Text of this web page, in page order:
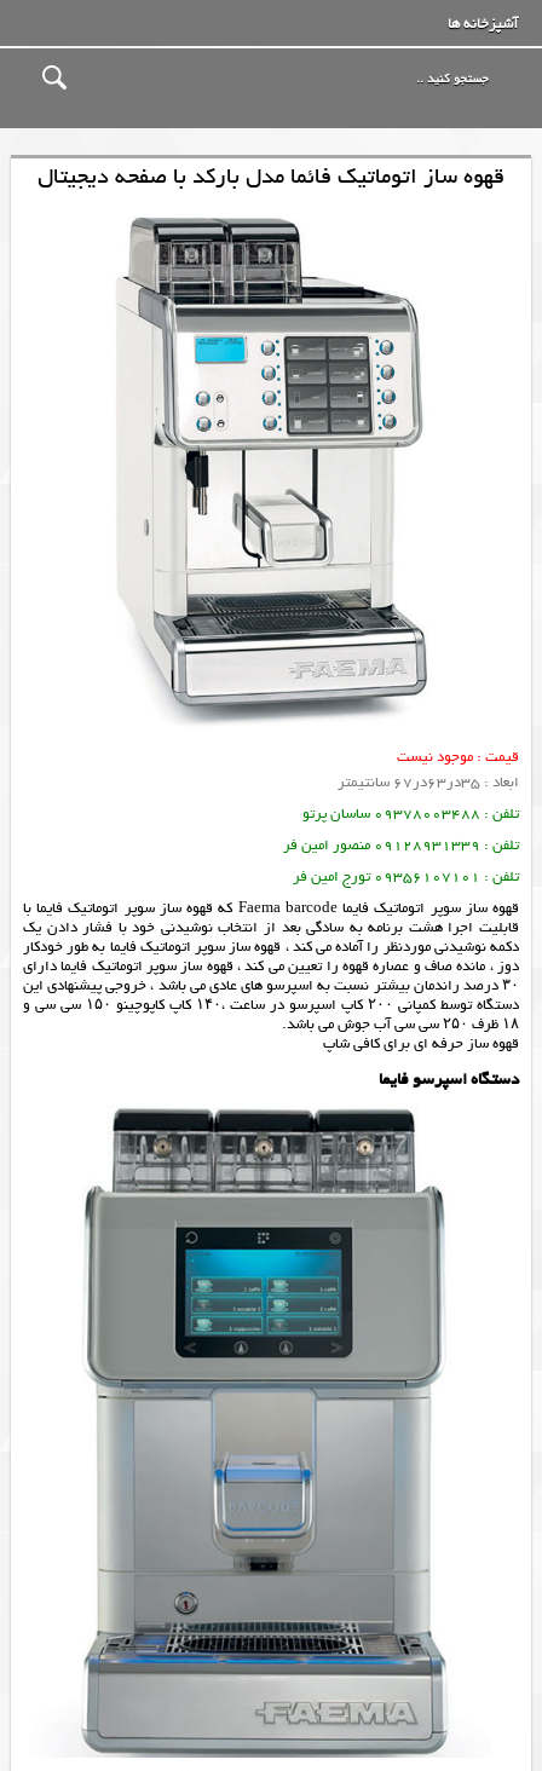
آشپزخانه ها
قهوه ساز اتوماتیک فائما مدل بارکد با صفحه دیجیتال
قیمت : موجود نیست
ابعاد : 35در63در67 سانتیمتر
تلفن : 09378003488 ساسان پرتو
تلفن : 09128931339 منصور امین فر
تلفن : 09356107101 تورج امین فر
قهوه ساز سوپر اتوماتیک فایما Faema barcode که قهوه ساز سوپر اتوماتیک فایما با
قابلیت اجرا هشت برنامه به سادگی بعد از انتخاب نوشیدنی خود با فشار دادن یک
دکمه نوشیدنی موردنظر را آماده می کند ، قهوه ساز سوپر اتوماتیک فایما به طور خودکار
دوز ، مانده صاف و عصاره قهوه را تعیین می کند ، قهوه ساز سوپر اتوماتیک فایما دارای
۳۰ درصد راندمان بیشتر نسبت به اسپرسو های عادی می باشد ، خروجی پیشنهادی این
دستگاه توسط کمپانی ۲۰۰ کاپ اسپرسو در ساعت ،۱۴۰ کاپ کاپوچینو ۱۵۰ سی سی و
۱۸ ظرف ۲۵۰ سی سی آب جوش می باشد.
قهوه ساز حرفه ای برای کافی شاپ
دستگاه اسپرسو فایما